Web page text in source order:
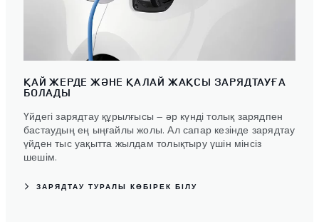
ҚАЙ ЖЕРДЕ ЖӘНЕ ҚАЛАЙ ЖАҚСЫ ЗАРЯДТАУҒА
БОЛАДЫ
Үйдегі зарядтау құрылғысы — әр күнді толық зарядпен
бастаудың ең ыңғайлы жолы. Ал сапар кезінде зарядтау
үйден тыс уақытта жылдам толықтыру үшін мінсіз
шешім.
ЗАРЯДТАУ ТУРАЛЫ КӨБІРЕК БІЛУ